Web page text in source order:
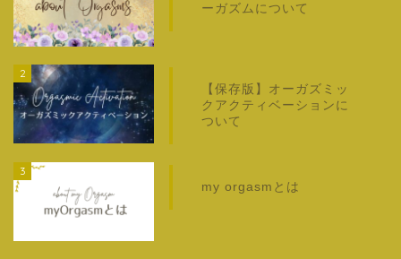
ーガズムについて
2
【保存版】オーガズミッ
クアクティベーションに
ついて
3
my orgasmとは